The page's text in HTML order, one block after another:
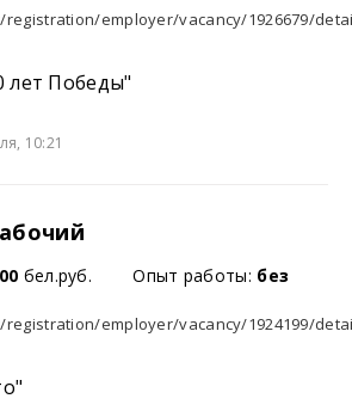
employer/vacancy/1926679/
лет Победы"
10:21
бел.руб. Опыт работы: без
employer/vacancy/1924199/